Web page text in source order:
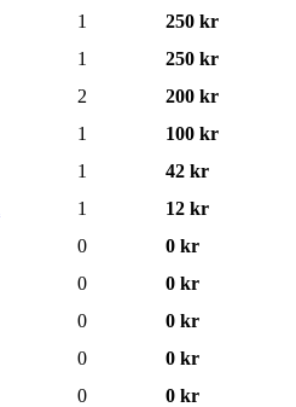
1
250 kr
1
250 kr
2
200 kr
1
100 kr
1
42 kr
1
12 kr
0
0 kr
0
0 kr
0
0 kr
0
0 kr
0
0 kr